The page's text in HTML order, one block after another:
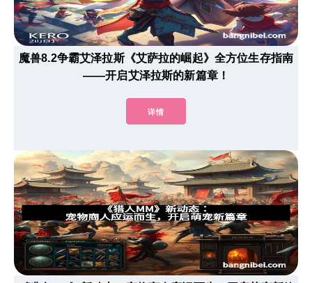
魔兽8.2争霸艾泽拉斯《艾萨拉的崛起》全方位生存指南
——开启艾泽拉斯的新篇章！
详情